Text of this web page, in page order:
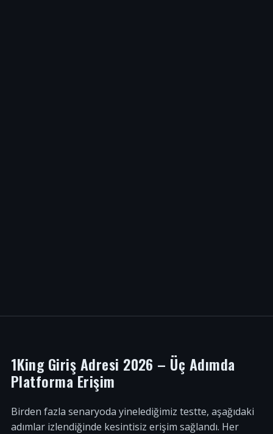
1King Giriş Adresi 2026 – Üç Adımda
Platforma Erişim
Birden fazla senaryoda yinelediğimiz testte, aşağıdaki
adımlar izlendiğinde kesintisiz erişim sağlandı. Her